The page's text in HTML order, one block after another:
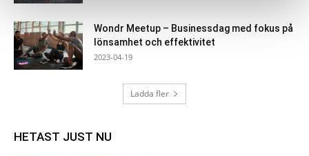
Wondr Meetup – Businessdag med fokus på
lönsamhet och effektivitet
2023-04-19
Ladda fler
HETAST JUST NU